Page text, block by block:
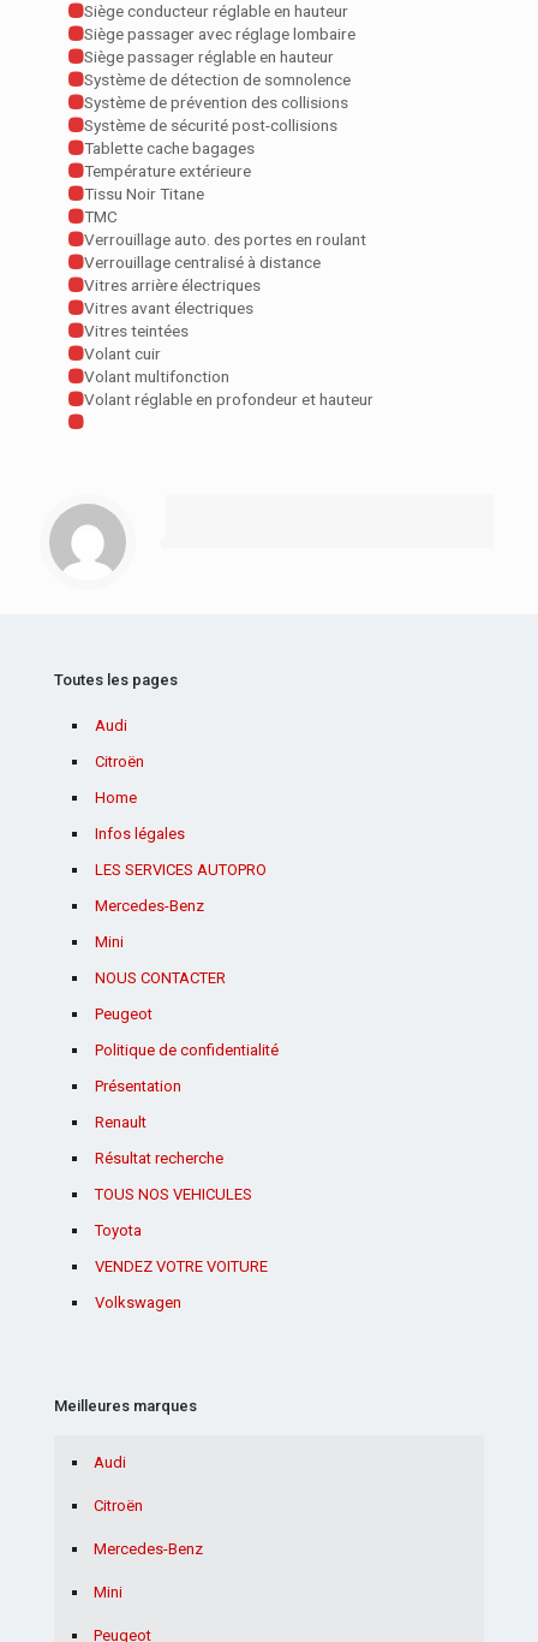
Siège conducteur réglable en hauteur
Siège passager avec réglage lombaire
Siège passager réglable en hauteur
Système de détection de somnolence
Système de prévention des collisions
Système de sécurité post-collisions
Tablette cache bagages
Température extérieure
Tissu Noir Titane
TMC
Verrouillage auto. des portes en roulant
Verrouillage centralisé à distance
Vitres arrière électriques
Vitres avant électriques
Vitres teintées
Volant cuir
Volant multifonction
Volant réglable en profondeur et hauteur
Toutes les pages
Audi
Citroën
Home
Infos légales
LES SERVICES AUTOPRO
Mercedes-Benz
Mini
NOUS CONTACTER
Peugeot
Politique de confidentialité
Présentation
Renault
Résultat recherche
TOUS NOS VEHICULES
Toyota
VENDEZ VOTRE VOITURE
Volkswagen
Meilleures marques
Audi
Citroën
Mercedes-Benz
Mini
Peugeot